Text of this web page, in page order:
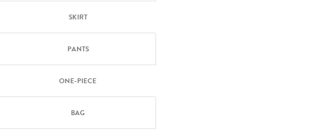
SKIRT
PANTS
ONE-PIECE
BAG